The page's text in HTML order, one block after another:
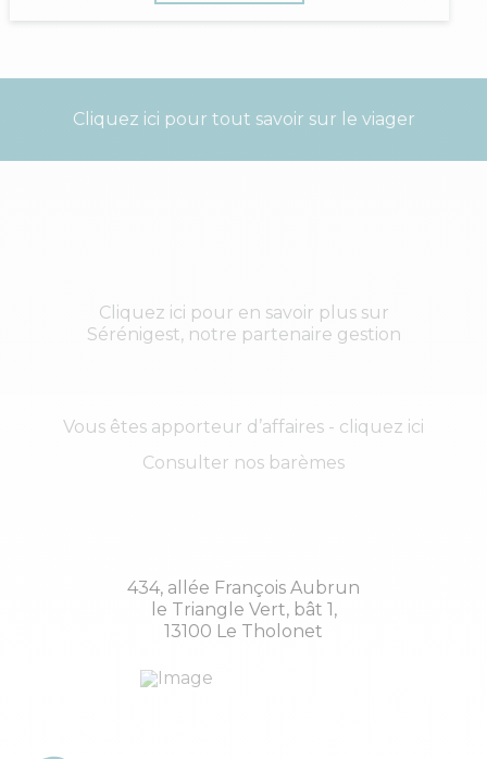
Cliquez ici pour tout savoir sur le viager
Cliquez ici pour en savoir plus sur
Sérénigest, notre partenaire gestion
Vous êtes apporteur d’affaires - cliquez ici
Consulter nos barèmes
434, allée François Aubrun
le Triangle Vert, bât 1,
13100 Le Tholonet